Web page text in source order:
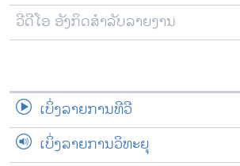
ວີດີໂອ ອັງກິດສຳລັບລາຍງານ
ເບິ່ງລາຍການທີວີ
ເບິ່ງລາຍການວິທະຍຸ